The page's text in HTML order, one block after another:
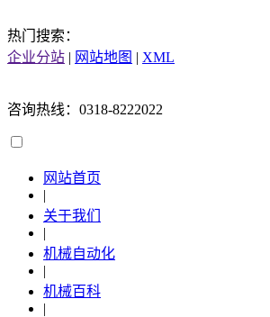
热门搜索：
企业分站 | 网站地图 | XML
咨询热线：0318-8222022
网站首页
|
关于我们
|
机械自动化
|
机械百科
|